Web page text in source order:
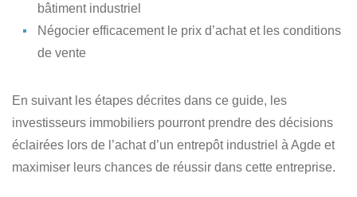
bâtiment industriel
Négocier efficacement le prix d’achatet les conditions
de vente
En suivant les étapes décrites dans ce guide, les
investisseurs immobiliers pourront prendre des décisions
éclairées lors de l’achat d’un entrepôt industriel à Agde et
maximiser leurs chances de réussir dans cette entreprise.